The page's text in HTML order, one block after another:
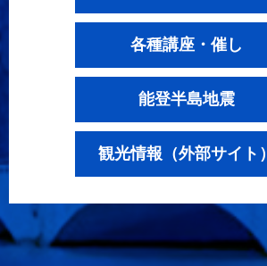
各種講座・催し
能登半島地震
観光情報（外部サイト）